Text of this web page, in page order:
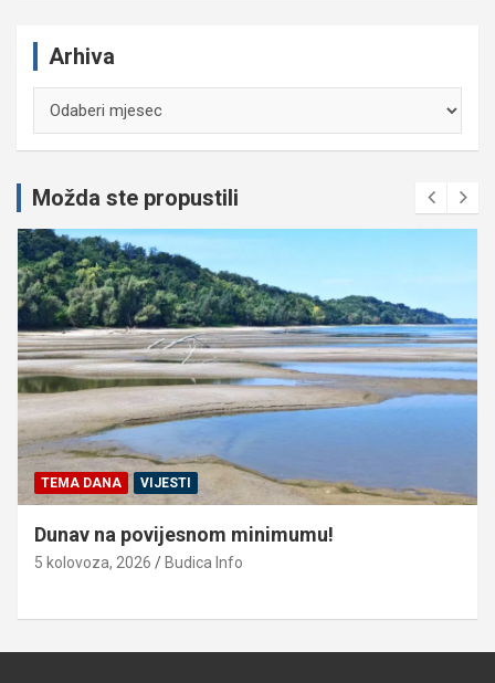
Arhiva
Možda ste propustili
TEMA DANA VIJESTI
Dunav na povijesnom minimumu!
5 kolovoza, 2026 Budica Info